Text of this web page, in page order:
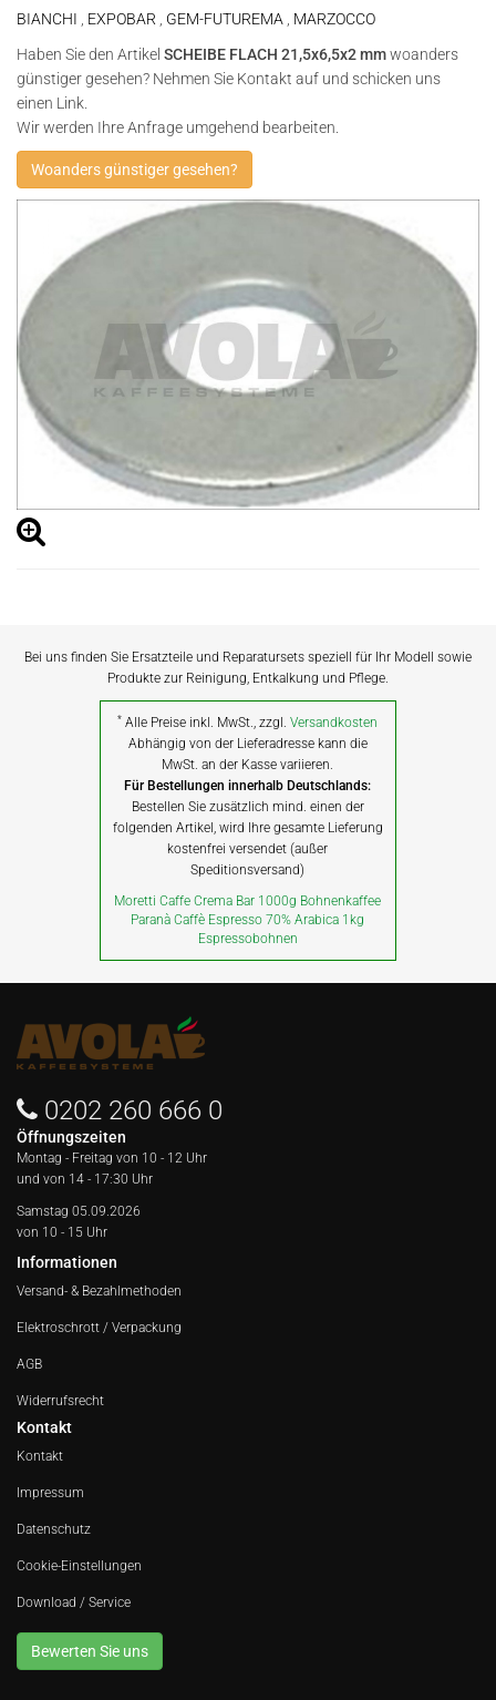
BIANCHI EXPOBAR GEM-FUTUREMA
MARZOCCO
Haben Sie den Artikel SCHEIBE FLACH 21,5x6,5x2 mmwoanders
günstiger gesehen? Nehmen Sie Kontakt auf und schicken uns
einen Link.
Wir werden Ihre Anfrage umgehend bearbeiten.
Woanders günstiger gesehen?
Bei uns finden Sie Ersatzteile und Reparatursets speziell für Ihr Modell sowie
Produkte zur Reinigung, Entkalkung und Pflege.
* Alle Preise inkl. MwSt., zzgl.Versandkosten
Abhängig von der Lieferadresse kann die
MwSt. an der Kasse variieren.
Für Bestellungen innerhalb Deutschlands:
Bestellen Sie zusätzlich mind. einen der
folgenden Artikel, wird Ihre gesamte Lieferung
kostenfrei versendet (außer
Speditionsversand)
Moretti Caffe Crema Bar 1000g Bohnenkaffee
Paranà Caffè Espresso 70% Arabica 1kg
Espressobohnen
0202 260 666 0
Öffnungszeiten
Montag - Freitag von 10 - 12 Uhr
und von 14 - 17:30 Uhr
Samstag 05.09.2026
von 10 - 15 Uhr
Informationen
Versand- & Bezahlmethoden
Elektroschrott / Verpackung
AGB
Widerrufsrecht
Kontakt
Kontakt
Impressum
Datenschutz
Cookie-Einstellungen
Download / Service
Bewerten Sie uns